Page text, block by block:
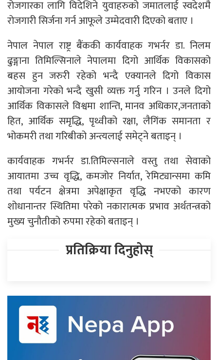
रोजगारका लागि विदेशिने युवाहरुको जमातलाई स्वदेशमै
रोजगारी सिर्जना गर्न आफूले उम्मेदवारी दिएको बताए ।
नेपाल नेपाल राष्ट्र बैंककी कार्यवाहक गभर्नर डा. निलम
ढुङ्गाना तिमिल्सिनाले नेपालमा दिगो आर्थिक विकासको
बहस हुन जरुरी रहेको भन्दै एक्यानले दिगो विकास
आयोजना गरेको भन्दै खुसी व्यक्त गर्नु गरिन । उनले दिगो
आर्थिक विकासले विश्वमा शान्ति, मानव अधिकार,जनताको
हित, आर्थिक समृद्धि, पृथ्वीको रक्षा, लैगिंक समानता र
भोकमरी तथा गरिबीको अन्त्यलाई समेट्ने बताइन् ।
कार्यवाहक गभर्नर डा.तिमिल्सनाले वस्तु तथा सेवाको
आयातमा उच्च वृद्धि, कमजोर निर्यात, रेमिट्यान्समा कमि
तथा पर्यटन क्षेत्रमा अपेक्षाकृत वृद्धि नभएको कारण
शोधानान्तर स्थितिमा परेको नकारात्मक प्रभाव अर्थतन्त्रको
मुख्य चुनौतीको रुपमा रहेको बताइन् ।
प्रतिक्रिया दिनुहोस्